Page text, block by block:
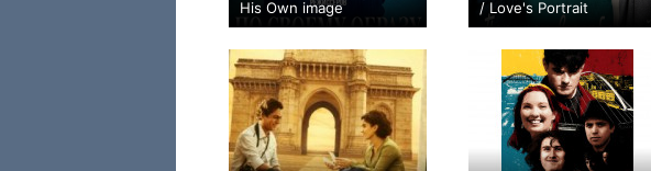
His Own image
0
/ Love's Portrait
0